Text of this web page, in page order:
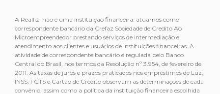
A Reallizi não é uma instituição financeira: atuamos como
correspondente bancário da Crefaz Sociedade de Credito Ao
Microempreendedor prestando serviços de intermediação e
atendimento aos clientes e usuários de instituições financeiras. A
atividade de correspondente bancário é regulada pelo Banco
Central do Brasil, nos termos da Resolução nº 3.954, de fevereiro de
2011. As taxas de juros e prazos praticados nos empréstimos de Luz,
INSS, FGTS e Cartão de Crédito observam as determinações de cada
convênio, assim como a política da instituição financeira escolhida